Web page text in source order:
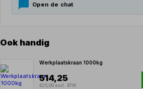
Open de chat
Ook handig
Werkplaatskraan 1000kg
514,25
425,00 excl. BTW